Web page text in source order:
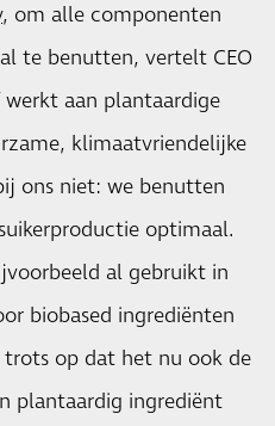
, om alle componenten
te benutten, vertelt CEO
werkt aan plantaardige
klimaatvriendelijke
ons niet: we benutten
optimaal.
al gebruikt in
biobased ingrediënten
op dat het nu ook de
plantaardig ingrediënt